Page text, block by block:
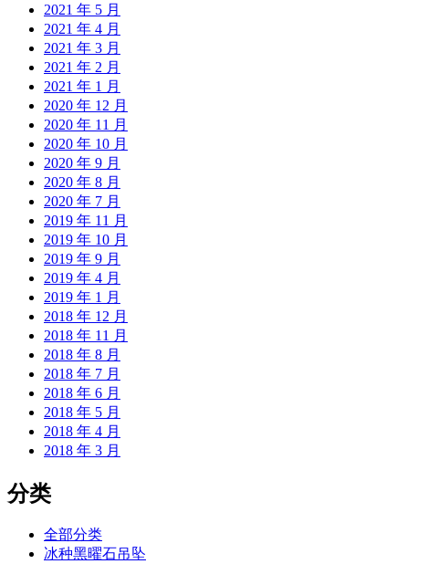
2021 年 5 月
2021 年 4 月
2021 年 3 月
2021 年 2 月
2021 年 1 月
2020 年 12 月
2020 年 11 月
2020 年 10 月
2020 年 9 月
2020 年 8 月
2020 年 7 月
2019 年 11 月
2019 年 10 月
2019 年 9 月
2019 年 4 月
2019 年 1 月
2018 年 12 月
2018 年 11 月
2018 年 8 月
2018 年 7 月
2018 年 6 月
2018 年 5 月
2018 年 4 月
2018 年 3 月
分类
全部分类
冰种黑曜石吊坠